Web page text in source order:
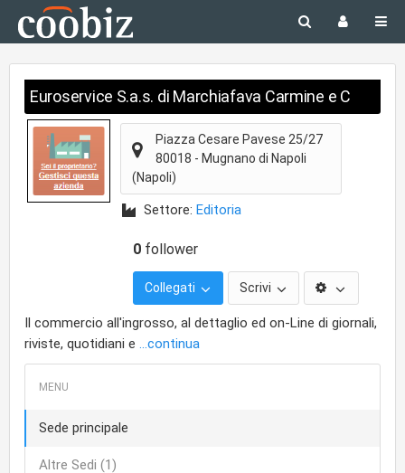
Euroservice S.a.s. di Marchiafava Carmine e C
Piazza Cesare Pavese 25/27
80018 - Mugnano di Napoli
(Napoli)
Settore: Editoria
0 follower
Collegati Scrivi
Il commercio all'ingrosso, al dettaglio ed on-Line di giornali,
riviste, quotidiani e ...continua
Sede principale
Altre Sedi (1)